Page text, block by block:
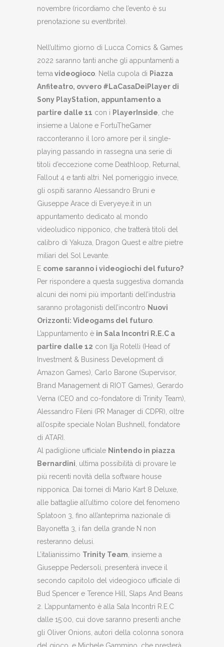
novembre (ricordiamo che l’evento è su
prenotazione su eventbrite).
Nell’ultimo giorno di Lucca Comics & Games
2022 saranno tanti anche gli appuntamenti a
tema videogioco . Nella cupola di Piazza
Anfiteatro, ovvero #LaCasaDeiPlayer di
Sony PlayStation, appuntamento a
partire dalle 11 con i PlayerInside , che
insieme a Ualone e FortuTheGamer
racconteranno il loro amore per il single-
playing passando in rassegna una serie di
titoli d’eccezione come Deathloop, Returnal,
Fallout 4 e tanti altri. Nel pomeriggio invece,
gli ospiti saranno Alessandro Bruni e
Giuseppe Arace di Everyeye.it in un
appuntamento dedicato al mondo
videoludico nipponico, che tratterà titoli del
calibro di Yakuza, Dragon Quest e altre pietre
miliari del Sol Levante.
E come saranno i videogiochi del futuro?
Per rispondere a questa suggestiva domanda
alcuni dei nomi più importanti dell’industria
saranno protagonisti dell’incontro Nuovi
Orizzonti: Videogams del futuro
L’appuntamento è in Sala Incontri R.E.C a
partire dalle 12 con Ilja Rotelli (Head of
Investment & Business Development di
Amazon Games), Carlo Barone (Supervisor,
Brand Management di RIOT Games), Gerardo
Verna (CEO and co-fondatore di Trinity Team),
Alessandro Fileni (PR Manager di CDPR), oltre
all’ospite speciale Nolan Bushnell, fondatore
di ATARI.
Al padiglione ufficiale Nintendo in piazza
Bernardini , ultima possibilità di provare le
più recenti novità della software house
nipponica. Dai tornei di Mario Kart 8 Deluxe,
alle battaglie all’ultimo colore del fenomeno
Splatoon 3, fino all’anteprima nazionale di
Bayonetta 3, i fan della grande N non
resteranno delusi.
L’italianissimo Trinity Team , insieme a
Giuseppe Pedersoli, presenterà invece il
secondo capitolo del videogioco ufficiale di
Bud Spencer e Terence Hill, Slaps And Beans
2. L’appuntamento è alla Sala Incontri R.E.C
dalle 15:00, cui dove saranno presenti anche
gli Oliver Onions, autori della colonna sonora